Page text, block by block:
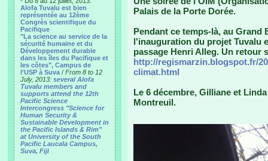
Alofa Tuvalu est bien
représentée au 12ème
Congrès scientifique du
Pacifique
"La science au service de la
sécurité humaine et du
Développement durable
dans les îles du Pacifique et
les côtes", Campus de
l'USP à Suva / From 8 to 12
July, 2013: several Alofa
Tuvalu members and
supports attend the 12th
Pacific Science
Intercongress "Science for
Human Security &
Sustainable Development in
the Pacific Islands & Rim"
at University of the South
Pacific Laucala Campus,
Suva, Fiji
Palais de la Porte Dorée.
Pendant ce temps-là, au
l'inauguration du projet Tuvalu
passage Henri Alleg. Un retour
http://regismarzin.blogspot.fr/
climat.html
Le 6 décembre, Gilliane et
Montreuil.